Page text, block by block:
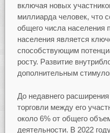
включая новых
миллиарда человек, что
общего числа населения
населения является
способствующим
росту. Развитие
дополнительным
До недавнего
торговли между его
около 6% от общего
деятельности. В 2022